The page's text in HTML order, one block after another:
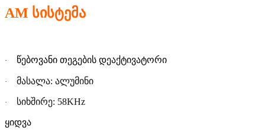
AM სისტემა
· წებოვანი თეგების დეაქტივატორი
· მასალა: ალუმინი
· სიხშირე: 58KHz
ყიდვა